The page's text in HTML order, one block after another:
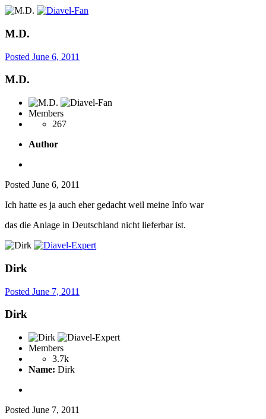
M.D.
Posted June 6, 2011
M.D.
Members
267
Author
Posted June 6, 2011
Ich hatte es ja auch eher gedacht weil meine Info war
das die Anlage in Deutschland nicht lieferbar ist.
Dirk
Posted June 7, 2011
Dirk
Members
3.7k
Name: Dirk
Posted June 7, 2011